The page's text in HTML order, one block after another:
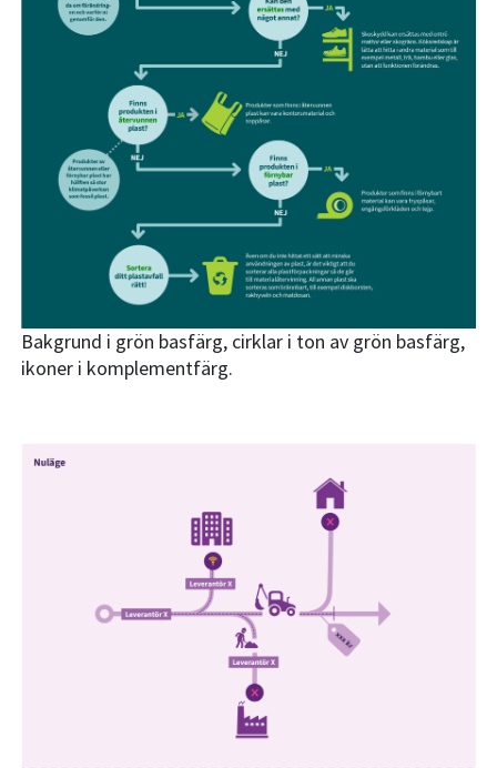
Bakgrund i grön basfärg, cirklar i ton av grön basfärg,
ikoner i komplementfärg.